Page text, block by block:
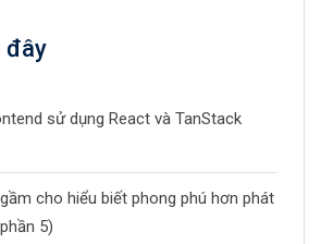
đây
sử dụng React và TanStack
cho hiểu biết phong phú hơn phát
5)